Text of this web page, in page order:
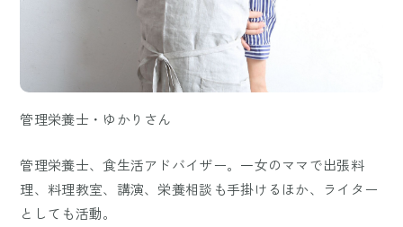
管理栄養士・ゆかりさん
管理栄養士、食生活アドバイザー。一女のママで出張料
理、料理教室、講演、栄養相談も手掛けるほか、ライター
としても活動。